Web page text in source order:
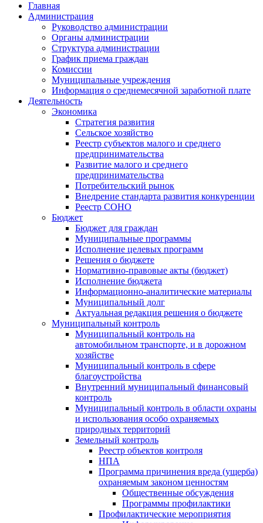
Главная
Администрация
Руководство администрации
Органы администрации
Структура администрации
График приема граждан
Комиссии
Муниципальные учреждения
Информация о среднемесячной заработной плате
Деятельность
Экономика
Стратегия развития
Сельское хозяйство
Реестр субъектов малого и среднего
предпринимательства
Развитие малого и среднего
предпринимательства
Потребительский рынок
Внедрение стандарта развития конкуренции
Реестр СОНО
Бюджет
Бюджет для граждан
Муниципальные программы
Исполнение целевых программ
Решения о бюджете
Нормативно-правовые акты (бюджет)
Исполнение бюджета
Информационно-аналитические материалы
Муниципальный долг
Актуальная редакция решения о бюджете
Муниципальный контроль
Муниципальный контроль на
автомобильном транспорте, и в дорожном
хозяйстве
Муниципальный контроль в сфере
благоустройства
Внутренний муниципальный финансовый
контроль
Муниципальный контроль в области охраны
и использования особо охраняемых
природных территорий
Земельный контроль
Реестр объектов контроля
НПА
Программа причинения вреда (ущерба)
охраняемым законом ценностям
Общественные обсуждения
Программы профилактики
Профилактические мероприятия